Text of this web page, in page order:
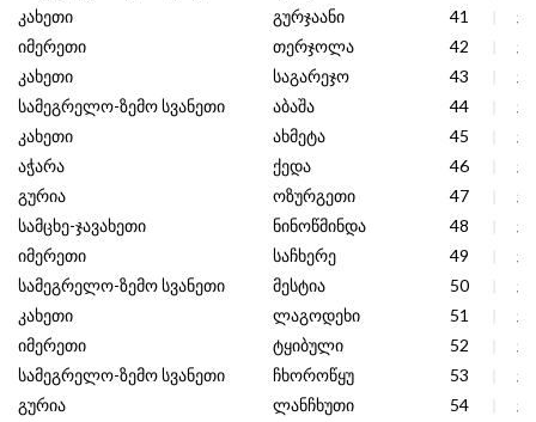
კახეთი
გურჯაანი 41
იმერეთი
თერჯოლა 42
კახეთი
საგარეჯო 43
სამეგრელო-ზემო სვანეთი
აბაშა 44
კახეთი
ახმეტა 45
აჭარა
ქედა 46
გურია
ოზურგეთი 47
სამცხე-ჯავახეთი
ნინოწმინდა 48
იმერეთი
საჩხერე 49
სამეგრელო-ზემო სვანეთი
მესტია 50
კახეთი
ლაგოდეხი 51
იმერეთი
ტყიბული 52
სამეგრელო-ზემო სვანეთი
ჩხოროწყუ 53
გურია
ლანჩხუთი 54